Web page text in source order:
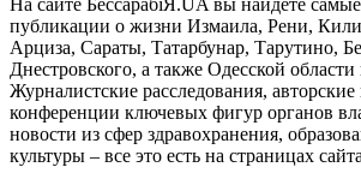
На сайте БессарабіЯ.UA вы найдете
публикации о жизни Измаила, Рени,
Арциза, Сараты, Татарбунар, Тарутино,
Днестровского, а также Одесской
Журналистские расследования,
конференции ключевых фигур органов
новости из сфер здравохранения,
культуры – все это есть на страницах сайта